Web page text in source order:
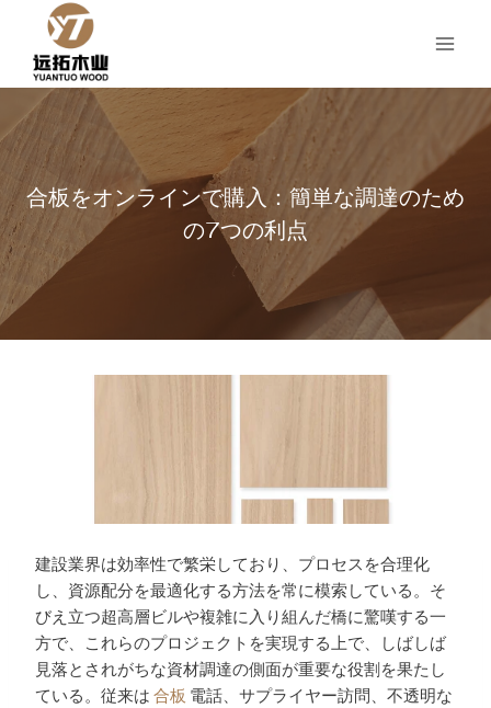
ン
へ
ッ
プ
合板をオンラインで購入：簡単な調達のため
の7つの利点
建設業界は効率性で繁栄しており、プロセスを合理化
し、資源配分を最適化する方法を常に模索している。そ
びえ立つ超高層ビルや複雑に入り組んだ橋に驚嘆する一
方で、これらのプロジェクトを実現する上で、しばしば
見落とされがちな資材調達の側面が重要な役割を果たし
ている。従来は 合板 電話、サプライヤー訪問、不透明な